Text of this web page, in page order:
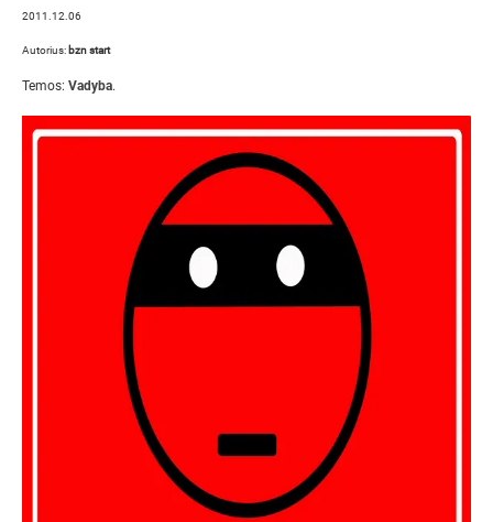
2011.12.06
Autorius: bzn start
Temos: Vadyba.